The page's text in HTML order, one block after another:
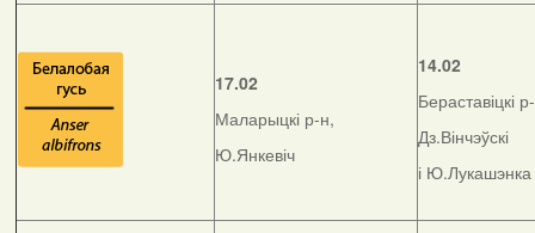
17.02
Маларыцкі р-н,
Ю.Янкевіч
14.02
Бераставіцкі
Дз.Вінчэўскі
і Ю.Лукашэнка